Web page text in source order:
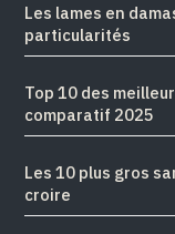
Les lames en
particularités
Top 10 des
comparatif 2025
Les 10 plus gros
croire